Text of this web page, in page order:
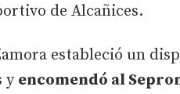
de Alcañices.
estableció un
y encomendó al